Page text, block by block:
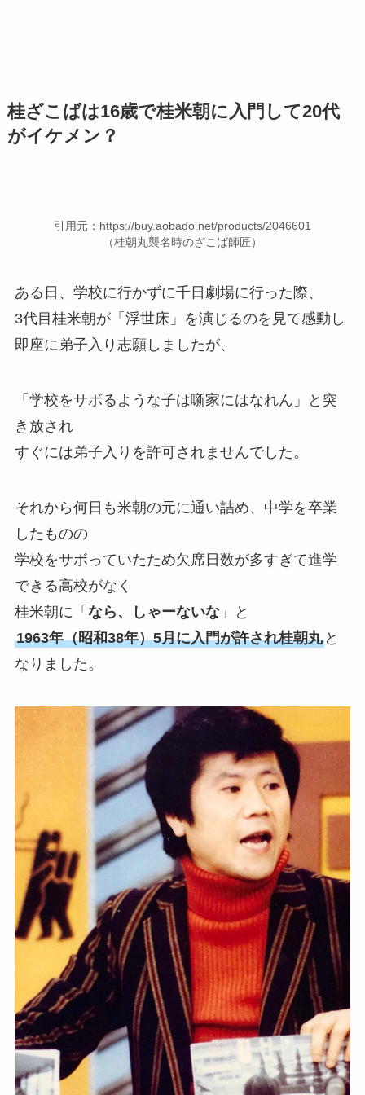
桂ざこばは16歳で桂米朝に入門して20代
がイケメン？
引用元：https://buy.aobado.net/products/2046601
（桂朝丸襲名時のざこば師匠）
ある日、学校に行かずに千日劇場に行った際、
3代目桂米朝が「浮世床」を演じるのを見て感動し
即座に弟子入り志願しましたが、
「学校をサボるような子は噺家にはなれん」と突
き放され
すぐには弟子入りを許可されませんでした。
それから何日も米朝の元に通い詰め、中学を卒業
したものの
学校をサボっていたため欠席日数が多すぎて進学
できる高校がなく
桂米朝に「 なら、しゃーないな」と
1963年（昭和38年）5月に入門が許され桂朝丸と
なりました。